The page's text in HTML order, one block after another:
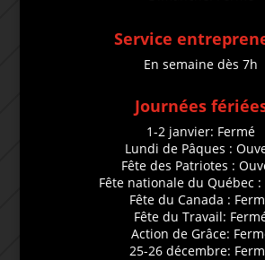
Service
En semaine dès 7h
Journées
1-2 janvier: Fermé
Lundi de Pâques :
Fête des Patriotes :
Fête nationale du Québec :
Fête du Canada :
Fête du Travail:
Action de Grâce:
25-26 décembre: